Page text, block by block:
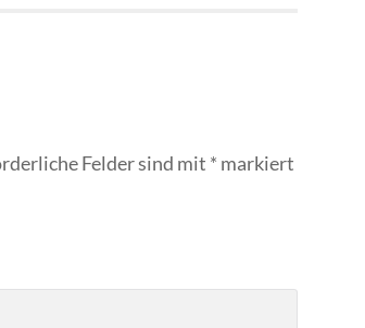
Felder sind mit * markiert